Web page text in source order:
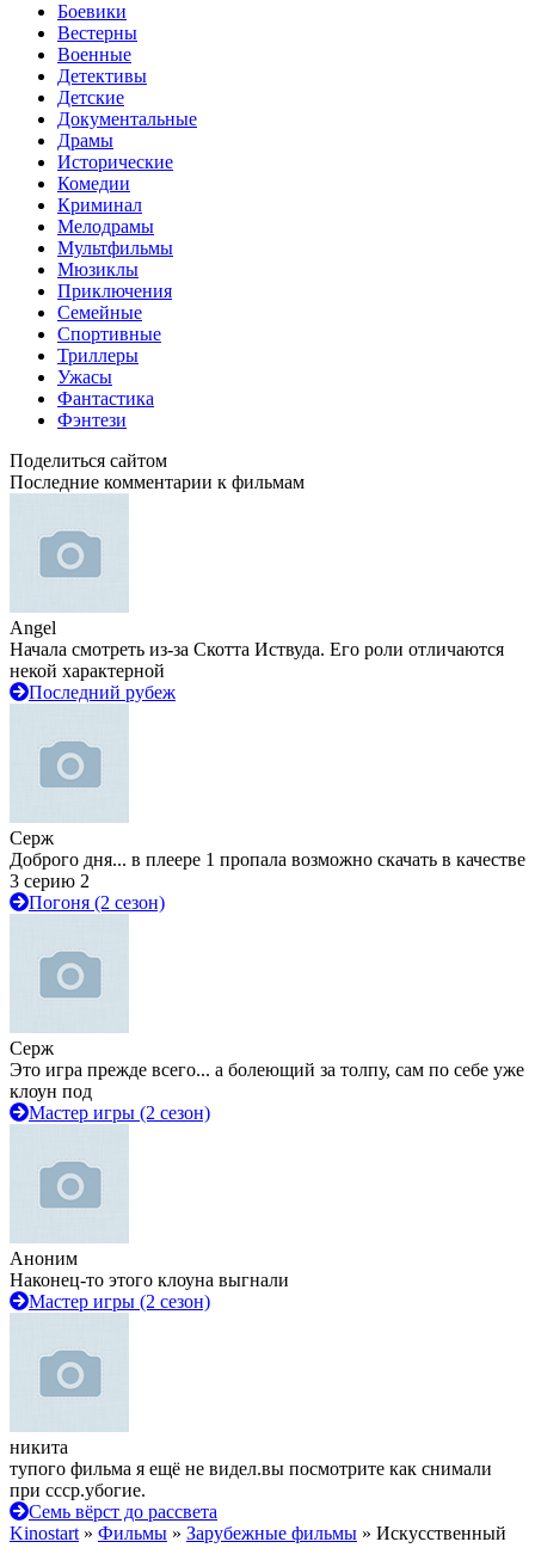
Боевики
Вестерны
Военные
Детективы
Детские
Документальные
Драмы
Исторические
Комедии
Криминал
Мелодрамы
Мультфильмы
Мюзиклы
Приключения
Семейные
Спортивные
Триллеры
Ужасы
Фантастика
Фэнтези
Поделиться сайтом
Последние комментарии к фильмам
Angel
Начала смотреть из-за Скотта Иствуда. Его роли отличаются
некой характерной
Последний рубеж
Серж
Доброго дня... в плеере 1 пропала возможно скачать в качестве
3 серию 2
Погоня (2 сезон)
Серж
Это игра прежде всего... а болеющий за толпу, сам по себе уже
клоун под
Мастер игры (2 сезон)
Аноним
Наконец-то этого клоуна выгнали
Мастер игры (2 сезон)
никита
тупого фильма я ещё не видел.вы посмотрите как снимали
при ссср.убогие.
Семь вёрст до рассвета
Kinostart » Фильмы » Зарубежные фильмы » Искусственный